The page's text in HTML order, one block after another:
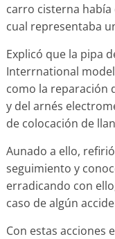
carro cisterna
cual representaba
Explicó que la pipa
Interrnational
como la reparación
y del arnés
de colocación de
Aunado a ello,
seguimiento y
erradicando con
caso de algún
Con estas acciones